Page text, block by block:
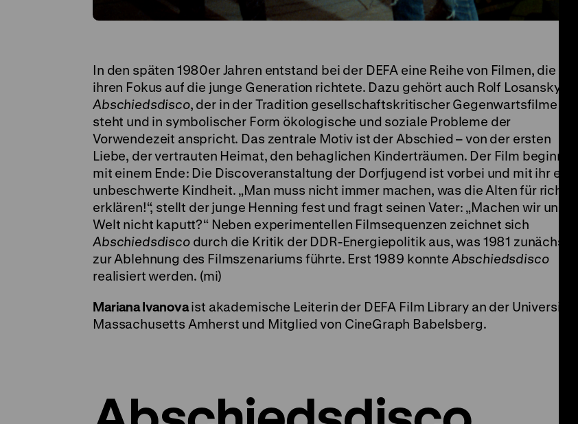
In den späten 1980er Jahren entstand bei der DEFA eine Reihe von Filmen, die
ihren Fokus auf die junge Generation richtete. Dazu gehört auch Rolf Losanskys
Abschiedsdisco, der in der Tradition gesellschaftskritischer Gegenwartsfilme
steht und in symbolischer Form ökologische und soziale Probleme der
Vorwendezeit anspricht. Das zentrale Motiv ist der Abschied – von der ersten
Liebe, der vertrauten Heimat, den behaglichen Kinderträumen. Der Film beginnt
mit einem Ende: Die Discoveranstaltung der Dorfjugend ist vorbei und mit ihr eine
unbeschwerte Kindheit. „Man muss nicht immer machen, was die Alten für richtig
erklären!“, stellt der junge Henning fest und fragt seinen Vater: „Machen wir unsere
Welt nicht kaputt?“ Neben experimentellen Filmsequenzen zeichnet sich
Abschiedsdiscodurch die Kritik der DDR-Energiepolitik aus, was 1981 zunächst
zur Ablehnung des Filmszenariums führte. Erst 1989 konnte Abschiedsdisco
realisiert werden. (mi)
Mariana Ivanovaist akademische Leiterin der DEFA Film Library an der Universität
Massachusetts Amherst und Mitglied von CineGraph Babelsberg.